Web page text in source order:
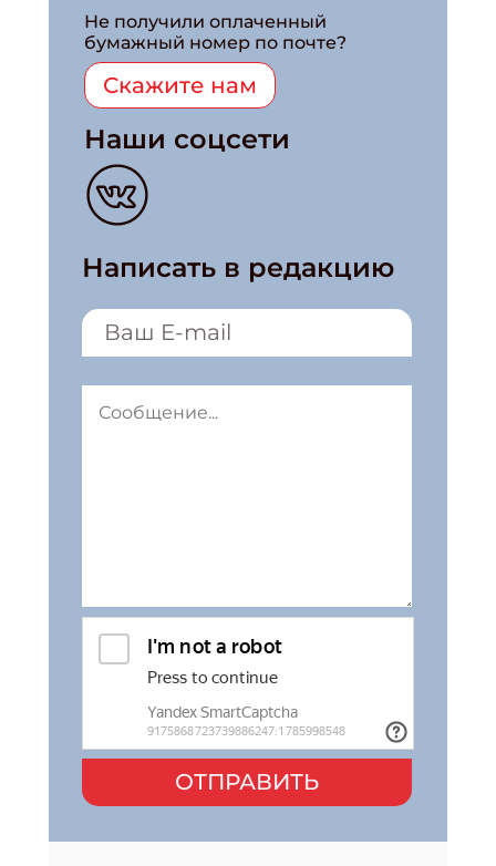
Не получили оплаченный
бумажный номер по почте?
Скажите нам
Наши соцсети
Написать в редакцию
ОТПРАВИТЬ